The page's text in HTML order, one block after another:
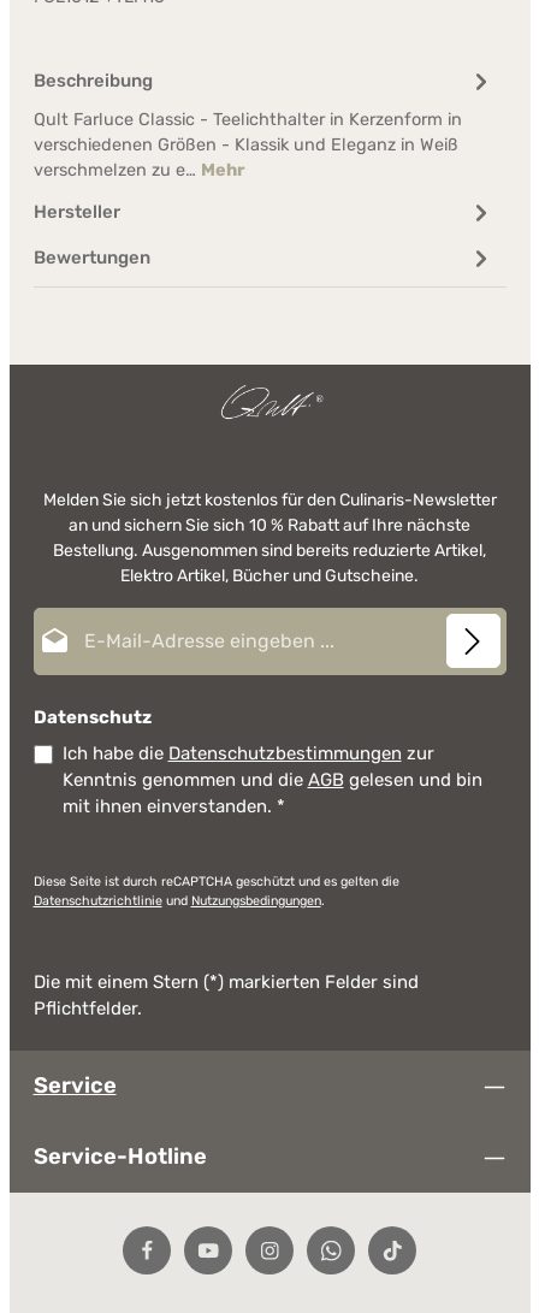
Beschreibung
Qult Farluce Classic - Teelichthalter in Kerzenform in
verschiedenen Größen - Klassik und Eleganz in Weiß
verschmelzen zu e… Mehr
Hersteller
Bewertungen
Melden Sie sich jetzt kostenlos für den Culinaris-Newsletter
an und sichern Sie sich 10 % Rabatt auf Ihre nächste
Bestellung. Ausgenommen sind bereits reduzierte Artikel,
Elektro Artikel, Bücher und Gutscheine.
Datenschutz
Ich habe die Datenschutzbestimmungen zur
Kenntnis genommen und die AGB gelesen und bin
mit ihnen einverstanden. *
Diese Seite ist durch reCAPTCHA geschützt und es gelten die
Datenschutzrichtlinieund Nutzungsbedingungen.
Die mit einem Stern (*) markierten Felder sind
Pflichtfelder.
Service
Service-Hotline